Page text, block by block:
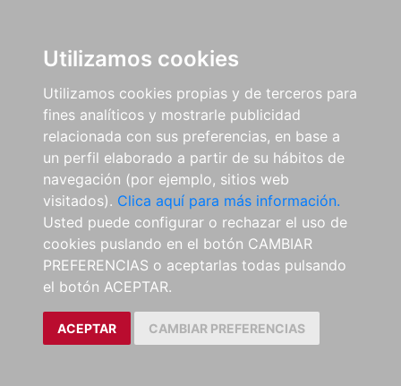
Utilizamos cookies
Utilizamos cookies propias y de terceros para
fines analíticos y mostrarle publicidad
relacionada con sus preferencias, en base a
un perfil elaborado a partir de su hábitos de
navegación (por ejemplo, sitios web
visitados). Clica aquí para más información.
Usted puede configurar o rechazar el uso de
cookies puslando en el botón CAMBIAR
PREFERENCIAS o aceptarlas todas pulsando
el botón ACEPTAR.
ACEPTAR CAMBIAR PREFERENCIAS